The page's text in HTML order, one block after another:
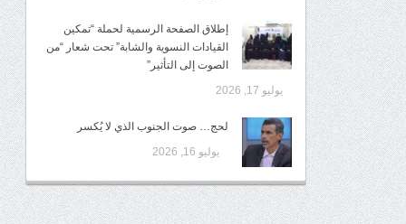
إطلاق الصفحة الرسمية لحملة “تمكين
القيادات النسوية والشابة” تحت شعار “من
الصوت إلى التأثير”
يوليو 17, 2026
لحج… صوت الجنوب الذي لا يُكسر
يوليو 16, 2026